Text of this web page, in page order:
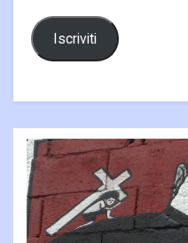
Iscriviti